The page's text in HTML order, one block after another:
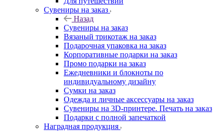
Сувениры на заказ
Назад
Сувениры на заказ
Вязаный трикотаж на заказ
Подарочная упаковка на заказ
Корпоративные подарки на заказ
Промо подарки на заказ
Ежедневники и блокноты по
индивидуальному дизайну
Сумки на заказ
Одежда и личные аксессуары на заказ
Сувениры на 3D-принтере. Печать на заказ
Подарки с полной запечаткой
Наградная продукция